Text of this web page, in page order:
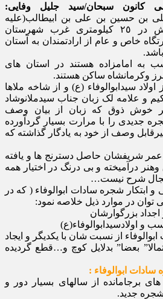
کانون سبحان/سید جلیل وفایی:
بن حسین بن علی بن ابیطالب(علیه
السلام) که حرم مطهرش در ٢٥ کیلومتری غرب شهرستان
خاص و عام از ارادتمندان به آستان
به امامزاده هستند در استان های
وکرمانشاه ساکن هستند.
سیدابوالوفاء (ع) و از شاخه ملاها
و علامه لک زبان جناب سیدملانوشاد
خوش ذوق که زبان از بیان وصف
جدیدی را با مرارت بسیار گردآورده
وصف از خود به یادگار گذاشته که
٣٠ سال از عمر شریفشان حاصل دسترنج ها و یافته
درآمیخته و بی درنگ در اختیار همه
مجال شرح نیست…
و ابتکار شجره سادات ابوالوفاء ( که در
توان در موارد ذیل خلاصه نمود:
اجداد بزرگوارشان
و اولادسیدابوالوفاء(ع)
از نسبت شان با یکدیگر و ایجاد
بعضا” بدلایل کوچ و…قطع گردیده
ابوالوفاء :
برجامانده از سالهای بسیار دور و
شجره جدید.